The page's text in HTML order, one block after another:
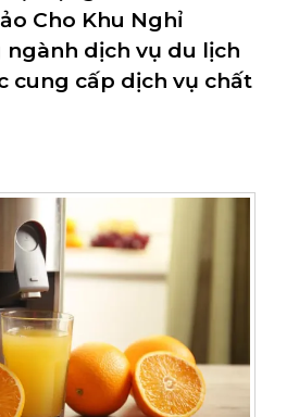
Cho Khu Nghỉ
ngành dịch vụ du lịch
cung cấp dịch vụ chất